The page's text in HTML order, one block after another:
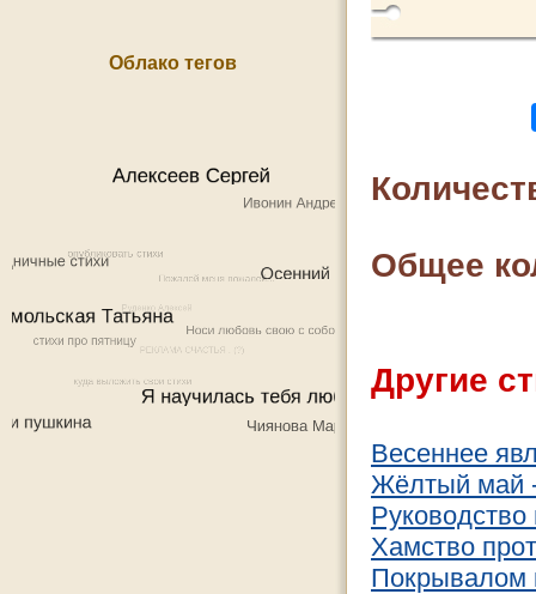
Облако тегов
Общее
Другие
Весеннее
Жёлтый май
Руководство
Хамство
Покрывалом